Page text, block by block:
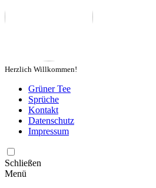
Herzlich Willkommen!
Grüner Tee
Sprüche
Kontakt
Datenschutz
Impressum
Schließen
Menü